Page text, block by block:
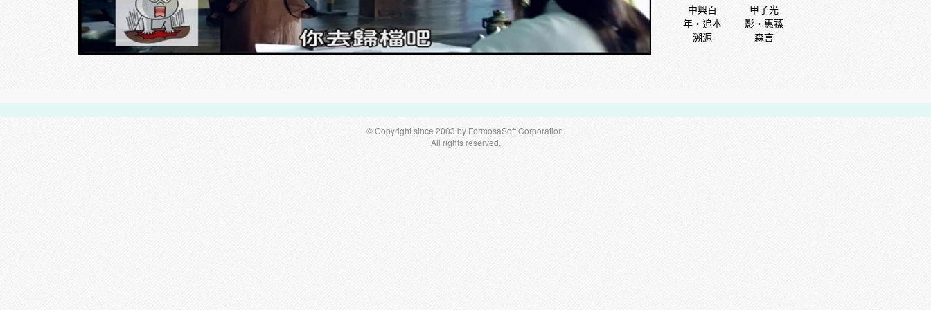
中興百
年‧追本
溯源
甲子光
影‧惠蓀
森言
© Copyright since 2003 by FormosaSoft Corporation.
All rights reserved.